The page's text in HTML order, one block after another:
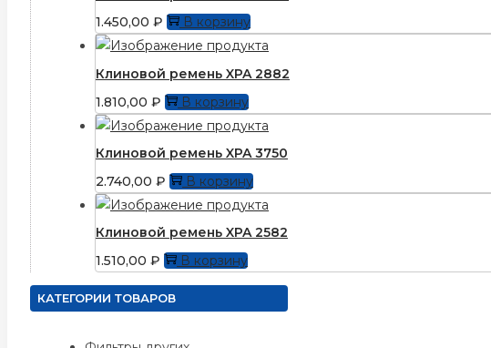
1.450,00 ₽ В корзину
Клиновой ремень XPA 2882
1.810,00 ₽ В корзину
Клиновой ремень XPA 3750
2.740,00 ₽ В корзину
Клиновой ремень XPA 2582
1.510,00 ₽ В корзину
КАТЕГОРИИ ТОВАРОВ